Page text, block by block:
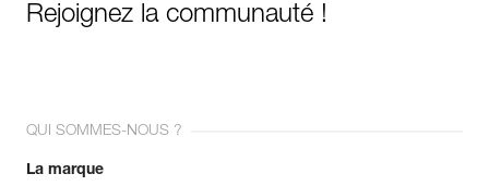
Rejoignez la communauté !
QUI SOMMES-NOUS ?
La marque